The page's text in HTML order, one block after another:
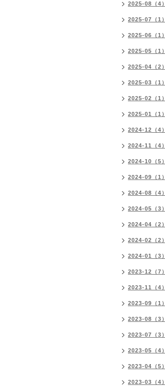
2025-08（4）
2025-07（1）
2025-06（1）
2025-05（1）
2025-04（2）
2025-03（1）
2025-02（1）
2025-01（1）
2024-12（4）
2024-11（4）
2024-10（5）
2024-09（1）
2024-08（4）
2024-05（3）
2024-04（2）
2024-02（2）
2024-01（3）
2023-12（7）
2023-11（4）
2023-09（1）
2023-08（3）
2023-07（3）
2023-05（4）
2023-04（5）
2023-03（4）